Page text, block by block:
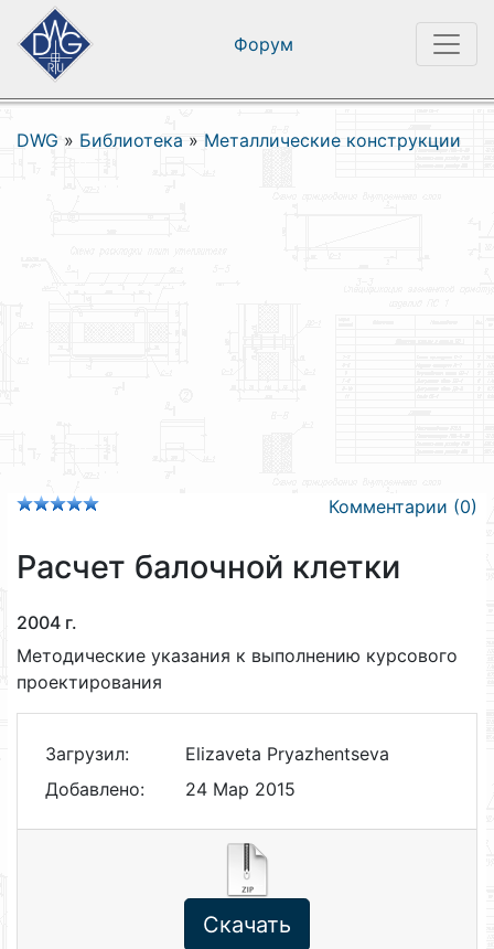
Форум
DWG » Библиотека » Металлические конструкции
Комментарии (0)
Расчет балочной клетки
2004 г.
Методические указания к выполнению курсового
проектирования
Загрузил:
Elizaveta Pryazhentseva
Добавлено:
24 Мар 2015
Скачать